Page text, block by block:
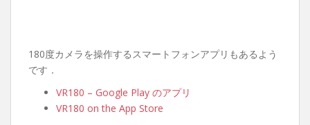
180度カメラを操作するスマートフォンアプリもあるよう
です．
VR180 – Google Play のアプリ
VR180 on the App Store